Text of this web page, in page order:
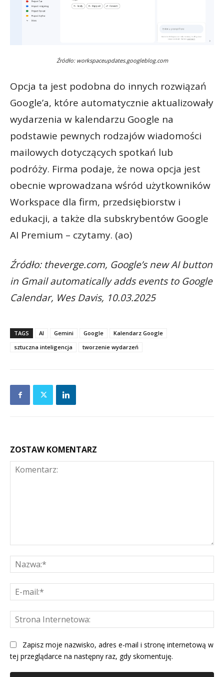
Źródło: workspaceupdates.googleblog.com
Opcja ta jest podobna do innych rozwiązań
Google’a, które automatycznie aktualizowały
wydarzenia w kalendarzu Google na
podstawie pewnych rodzajów wiadomości
mailowych dotyczących spotkań lub
podróży. Firma podaje, że nowa opcja jest
obecnie wprowadzana wśród użytkowników
Workspace dla firm, przedsiębiorstw i
edukacji, a także dla subskrybentów Google
AI Premium – czytamy. (ao)
Źródło: theverge.com, Google’s new AI button
in Gmail automatically adds events to Google
Calendar, Wes Davis, 10.03.2025
TAGS AI Gemini Google
Kalendarz Google
sztuczna inteligencja
tworzenie wydarzeń
ZOSTAW KOMENTARZ
Zapisz moje nazwisko, adres e-mail i stronę internetową w
tej przeglądarce na następny raz, gdy skomentuję.